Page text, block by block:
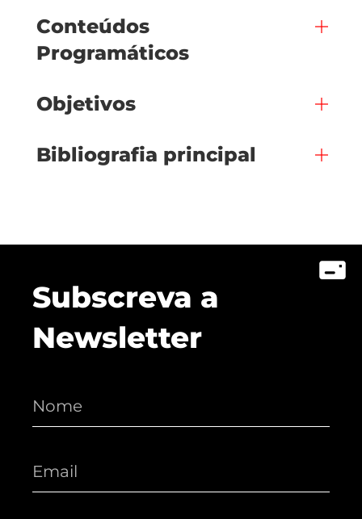
Conteúdos
Programáticos
Objetivos
Bibliografia principal
Subscreva a
Newsletter